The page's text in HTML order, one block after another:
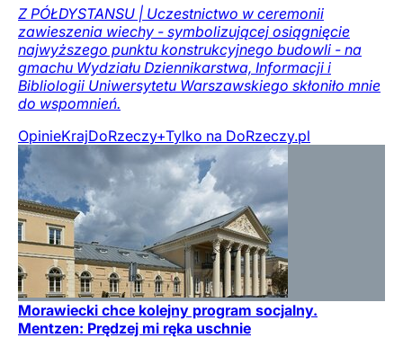
Z PÓŁDYSTANSU | Uczestnictwo w ceremonii
zawieszenia wiechy - symbolizującej osiągnięcie
najwyższego punktu konstrukcyjnego budowli - na
gmachu Wydziału Dziennikarstwa, Informacji i
Bibliologii Uniwersytetu Warszawskiego skłoniło mnie
do wspomnień.
OpinieKrajDoRzeczy+Tylko na DoRzeczy.pl
Morawiecki chce kolejny program socjalny.
Mentzen: Prędzej mi ręka uschnie